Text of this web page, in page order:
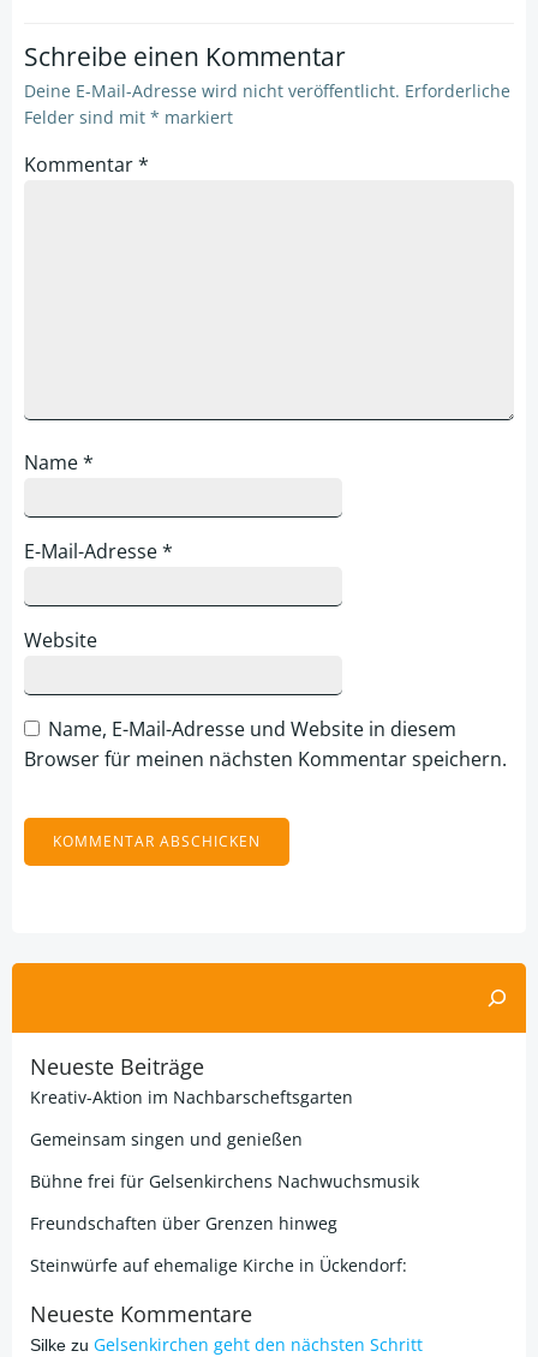
Schreibe einen Kommentar
Deine E-Mail-Adresse wird nicht veröffentlicht. Erforderliche
Felder sind mit * markiert
Kommentar*
Name*
E-Mail-Adresse*
Website
Name, E-Mail-Adresse und Website in diesem
Browser für meinen nächsten Kommentar speichern.
Neueste Beiträge
Kreativ-Aktion im Nachbarscheftsgarten
Gemeinsam singen und genießen
Bühne frei für Gelsenkirchens Nachwuchsmusik
Freundschaften über Grenzen hinweg
Steinwürfe auf ehemalige Kirche in Ückendorf:
Neueste Kommentare
Silke zu Gelsenkirchen geht den nächsten Schritt